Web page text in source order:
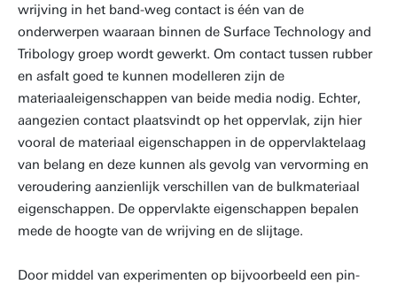
wrijving in het band-weg contact is één van de
onderwerpen waaraan binnen de Surface Technology and
Tribology groep wordt gewerkt. Om contact tussen rubber
en asfalt goed te kunnen modelleren zijn de
materiaaleigenschappen van beide media nodig. Echter,
aangezien contact plaatsvindt op het oppervlak, zijn hier
vooral de materiaal eigenschappen in de oppervlaktelaag
van belang en deze kunnen als gevolg van vervorming en
veroudering aanzienlijk verschillen van de bulkmateriaal
eigenschappen. De oppervlakte eigenschappen bepalen
mede de hoogte van de wrijving en de slijtage.
Door middel van experimenten op bijvoorbeeld een pin-